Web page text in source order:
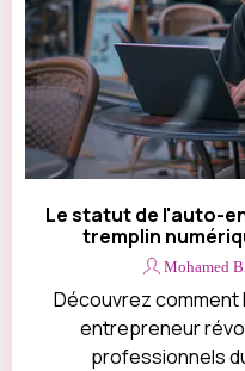
Le statut de l'auto-
tremplin
Mohamed
Découvrez
entrepreneur
professionnels